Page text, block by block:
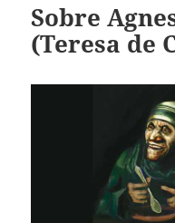
Sobre
(Teresa de